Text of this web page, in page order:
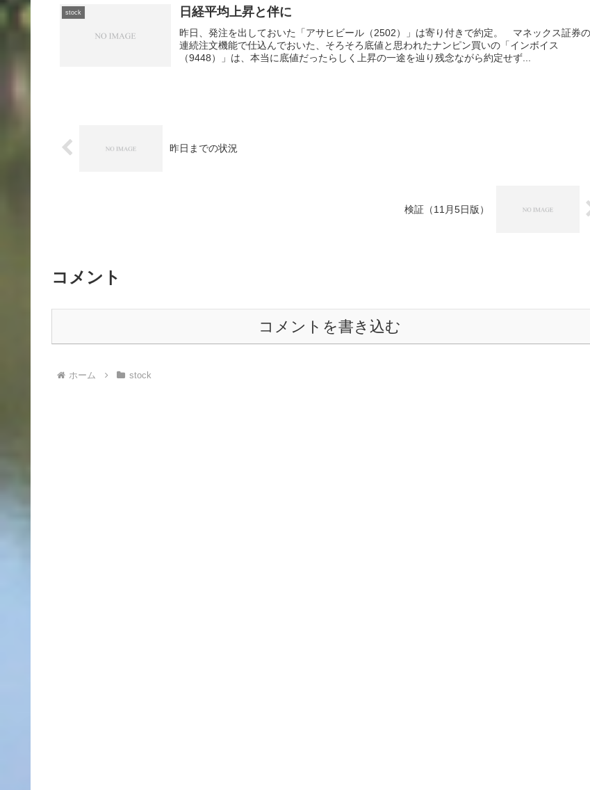
stock 日経平均上昇と伴に
昨日、発注を出しておいた「アサヒビール（2502）」は寄り付きで約定。 マネックス証券の
連続注文機能で仕込んでおいた、そろそろ底値と思われたナンピン買いの「インボイス
（9448）」は、本当に底値だったらしく上昇の一途を辿り残念ながら約定せず...
昨日までの状況
検証（11月5日版）
コメント
コメントを書き込む
ホーム stock